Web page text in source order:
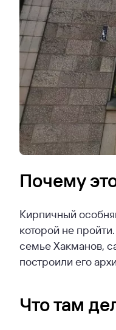
Почему
Кирпичный
которой не
семье Хакманов,
построили его
Что там